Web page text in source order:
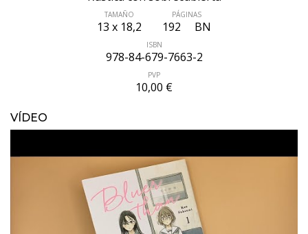
TAMAÑO
13 x 18,2
PÁGINAS
192 BN
ISBN
978-84-679-7663-2
PVP
10,00 €
VÍDEO